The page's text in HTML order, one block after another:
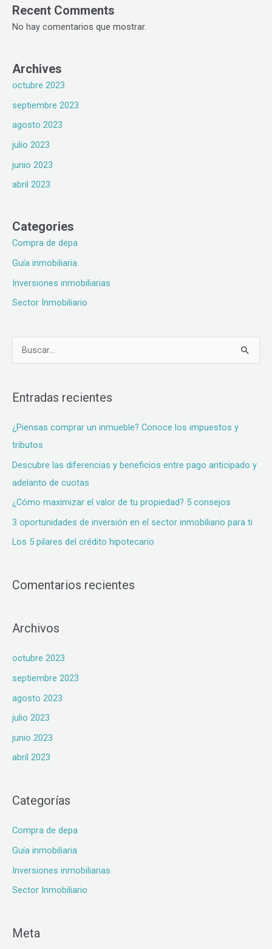
Recent Comments
No hay comentarios que mostrar.
Archives
octubre 2023
septiembre 2023
agosto 2023
julio 2023
junio 2023
abril 2023
Categories
Compra de depa
Guía inmobiliaria
Inversiones inmobiliarias
Sector Inmobiliario
c
a
r
Entradas recientes
¿Piensas comprar un inmueble? Conoce los impuestos y
tributos
Descubre las diferencias y beneficios entre pago anticipado y
adelanto de cuotas
¿Cómo maximizar el valor de tu propiedad? 5 consejos
3 oportunidades de inversión en el sector inmobiliario para ti
Los 5 pilares del crédito hipotecario
Comentarios recientes
Archivos
octubre 2023
septiembre 2023
agosto 2023
julio 2023
junio 2023
abril 2023
Categorías
Compra de depa
Guía inmobiliaria
Inversiones inmobiliarias
Sector Inmobiliario
Meta